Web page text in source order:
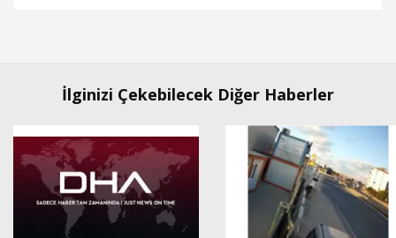
İlginizi Çekebilecek Diğer Haberler